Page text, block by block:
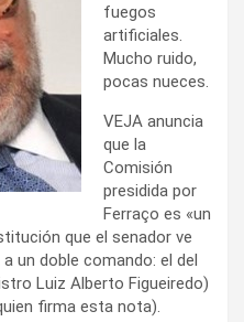
fuegos
artificiales.
Mucho ruido,
pocas nueces.
VEJA anuncia
que la
Comisión
presidida por
Ferraço es «un
que el senador ve
un doble comando: el del
Luiz Alberto Figueiredo)
firma esta nota).